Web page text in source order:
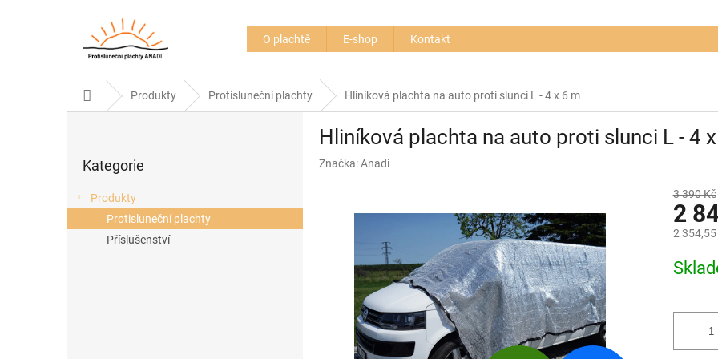
O plachtě E-shop Kontakt
Domů Produkty Protisluneční plachty Hliníková plachta na auto proti slunci L - 4 x 6 m
a
n
kategorie
Kategorie
Produkty
Protisluneční plachty
Příslušenství
Hliníková plachta na auto proti slunci L - 4
Značka:Anadi
3 390 Kč
2
2 354,55
cena: